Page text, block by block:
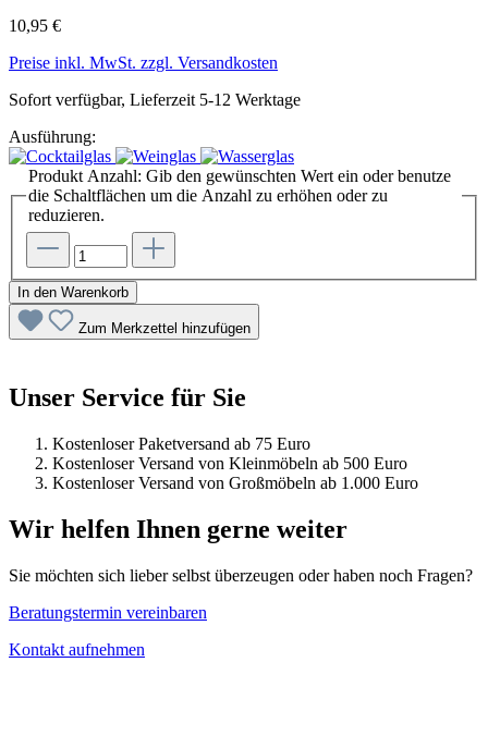
10,95 €
Preise inkl. MwSt. zzgl. Versandkosten
Sofort verfügbar, Lieferzeit 5-12 Werktage
Ausführung:
Produkt Anzahl: Gib den gewünschten Wert ein oder benutze
die Schaltflächen um die Anzahl zu erhöhen oder zu
reduzieren.
In den Warenkorb
Zum Merkzettel hinzufügen
Unser Service für Sie
Kostenloser Paketversand ab 75 Euro
Kostenloser Versand von Kleinmöbeln ab 500 Euro
Kostenloser Versand von Großmöbeln ab 1.000 Euro
Wir helfen Ihnen gerne weiter
Sie möchten sich lieber selbst überzeugen oder haben noch Fragen?
Beratungstermin vereinbaren
Kontakt aufnehmen